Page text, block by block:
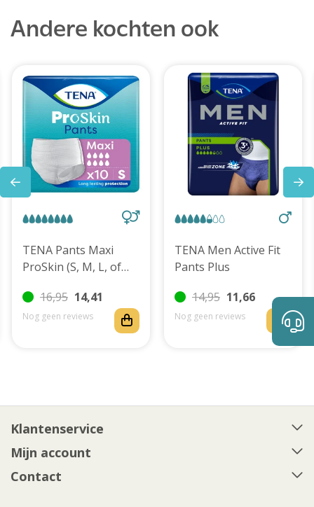
Andere kochten ook
TENA Pants Maxi
ProSkin (S, M, L, of
16,95 14,41
Nog geen reviews
TENA Men Active Fit
Pants Plus
14,95 11,66
Nog geen reviews
Klantenservice
Mijn account
Contact